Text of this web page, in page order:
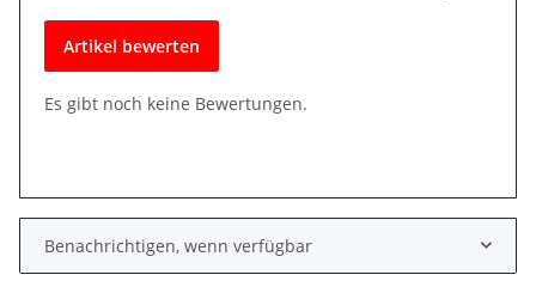
Artikel bewerten
Es gibt noch keine Bewertungen.
Benachrichtigen, wenn verfügbar